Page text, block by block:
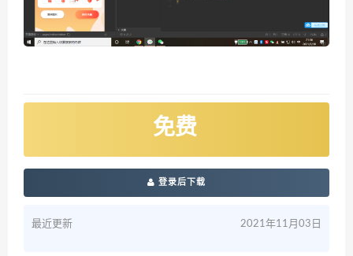
免费
登录后下载
最近更新 2021年11月03日